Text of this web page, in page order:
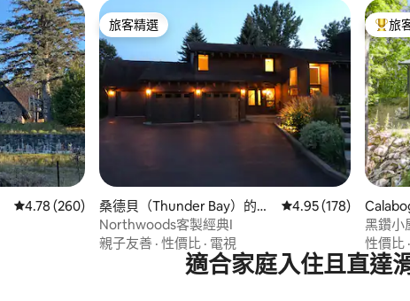
從 260 則評價中獲得 4.78 的平均評分（滿分 5 分）
4.78 (260)
旅客精選
旅客精選
桑德貝（Thunder Bay）的房
源
從 178 則評價中獲得
4.95 (178)
Northwoods客製經典I
親子友善 · 性價比 · 電視
旅客
旅
黑鑽小
性價比 ·
適合家庭入住且直達